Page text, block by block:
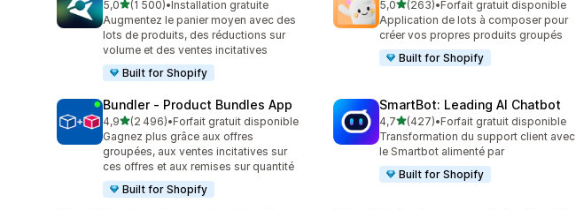
5,0étoile(s) sur 5
(1 500)
1500 avis au total
•Installation gratuite
Augmentez le panier moyen avec des
lots de produits, des réductions sur
volume et des ventes incitatives
Built for Shopify
5,0étoile(s) sur 5
(263)
263 avis au total
•Forfait gratuit disponible
Application de lots à composer pour
créer vos propres produits groupés
Built for Shopify
Bundler ‑ Product Bundles App
4,9étoile(s) sur 5
(2 496)
2496 avis au total
•Forfait gratuit disponible
Gagnez plus grâce aux offres
groupées, aux ventes incitatives sur
ces offres et aux remises sur quantité
Built for Shopify
SmartBot: Leading AI Chatbot
4,7étoile(s) sur 5
(427)
427 avis au total
•Forfait gratuit disponible
Transformation du support client avec
le Smartbot alimenté par
Built for Shopify